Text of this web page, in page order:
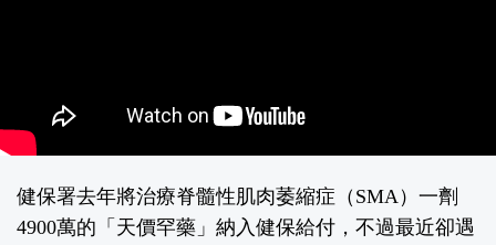
健保署去年將治療脊髓性肌肉萎縮症（SMA）一劑
4900萬的「天價罕藥」納入健保給付，不過最近卻遇